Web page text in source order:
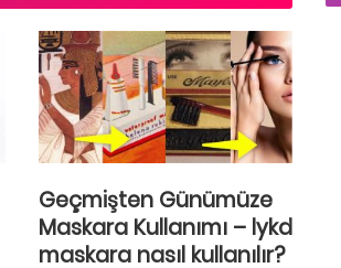
Geçmişten Günümüze
Maskara Kullanımı – lykd
maskara nasıl kullanılır?